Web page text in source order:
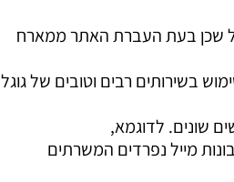
שכן בעת העברת האתר ממארח
בשירותים רבים וטובים של גוגל
מייל נפרדים המשרתים